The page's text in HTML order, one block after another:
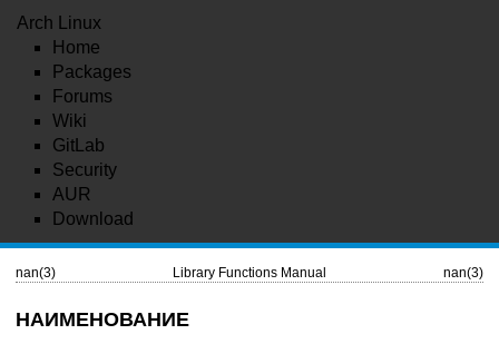
Arch Linux
Home
Packages
Forums
Wiki
GitLab
Security
AUR
Download
nan(3) Library Functions Manual nan(3)
НАИМЕНОВАНИЕ